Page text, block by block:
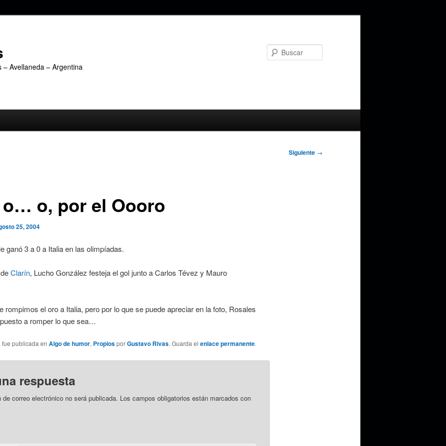
Avellaneda – Argentina
Siguiente →
o, por el Oooro
25, 2004
ganó 3 a 0 a Italia en las olimpíadas.
Clarín, Lucho González festeja el gol junto a Carlos Tévez y Mauro
rompimos el oro a Italia, pero por lo que se puede apreciar en la foto, Rosales
a romper lo que sea…
fue publicada en Algo de humor, PropiosporGustavo Rivas. Guarda el enlace permanente.
respuesta
de correo electrónico no será publicada. Los campos obligatorios están marcados con